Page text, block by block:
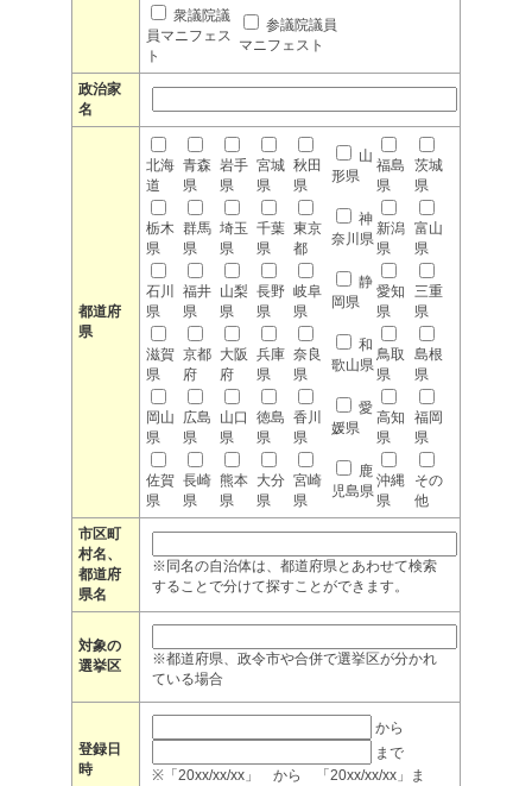
衆議院議
員マニフェス
ト
参議院議員
マニフェスト
政治家
名
都道府
県
北海
道
青森
県
岩手
県
宮城
県
秋田
県
山
形県
福島
県
茨城
県
栃木
県
群馬
県
埼玉
県
千葉
県
東京
都
神
奈川県
新潟
県
富山
県
石川
県
福井
県
山梨
県
長野
県
岐阜
県
静
岡県
愛知
県
三重
県
滋賀
県
京都
府
大阪
府
兵庫
県
奈良
県
和
歌山県
鳥取
県
島根
県
岡山
県
広島
県
山口
県
徳島
県
香川
県
愛
媛県
高知
県
福岡
県
佐賀
県
長崎
県
熊本
県
大分
県
宮崎
県
鹿
児島県
沖縄
県
その
他
市区町
村名、
都道府
県名
※同名の自治体は、都道府県とあわせて検索
することで分けて探すことができます。
対象の
選挙区
※都道府県、政令市や合併で選挙区が分かれ
ている場合
登録日
時
から
まで
※「20xx/xx/xx」 から 「20xx/xx/xx」ま